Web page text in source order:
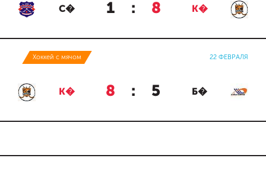
С� 1 : 8 К�
Хоккей с мячом 22 ФЕВРАЛЯ
К� 8 : 5 Б�